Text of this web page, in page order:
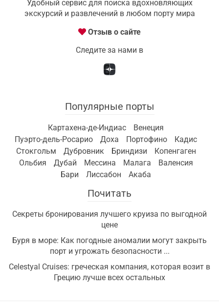
Удобный сервис для поиска вдохновляющих
экскурсий и развлечений в любом порту мира
Отзыв о сайте
Следите за нами в
Популярные порты
Картахена-де-Индиас
Венеция
Пуэрто-дель-Росарио
Доха Портофино
Кадис
Стокгольм
Дубровник Бриндизи
Копенгаген
Ольбия
Дубай Мессина Малага
Валенсия
Бари
Лиссабон Акаба
Почитать
Секреты бронирования лучшего круиза по выгодной
цене
Буря в море: Как погодные аномалии могут закрыть
порт и угрожать безопасности ...
Celestyal Cruises: греческая компания, которая возит в
Грецию лучше всех остальных